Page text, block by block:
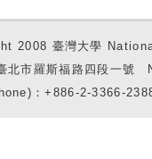
2008 臺灣大學
北市羅斯福路四段一
：+886-2-3366-